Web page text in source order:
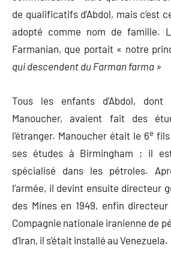
de qualificatifs d’Abdol, mais c’est
adopté comme nom de famille.
Farmanian, que portait « notre
qui descendent du Farman farma »
Tous les enfants d’Abdol,
Manoucher, avaient fait des
l’étranger. Manoucher était le 6e fils
ses études à Birmingham ; il
spécialisé dans les pétroles.
l’armée, il devint ensuite directeur
des Mines en 1949, enfin
Compagnie nationale iranienne de
d’Iran, il s’était installé au Venezuela.